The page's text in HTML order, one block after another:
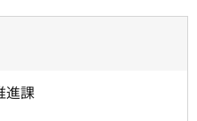
進課